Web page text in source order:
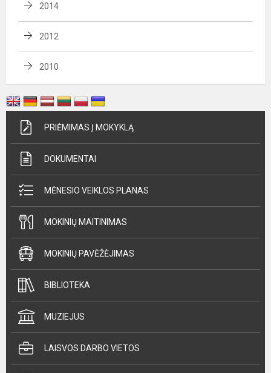
2014
2012
2010
PRIĖMIMAS Į MOKYKLĄ
DOKUMENTAI
MĖNESIO VEIKLOS PLANAS
MOKINIŲ MAITINIMAS
MOKINIŲ PAVĖŽĖJIMAS
BIBLIOTEKA
MUZIEJUS
LAISVOS DARBO VIETOS